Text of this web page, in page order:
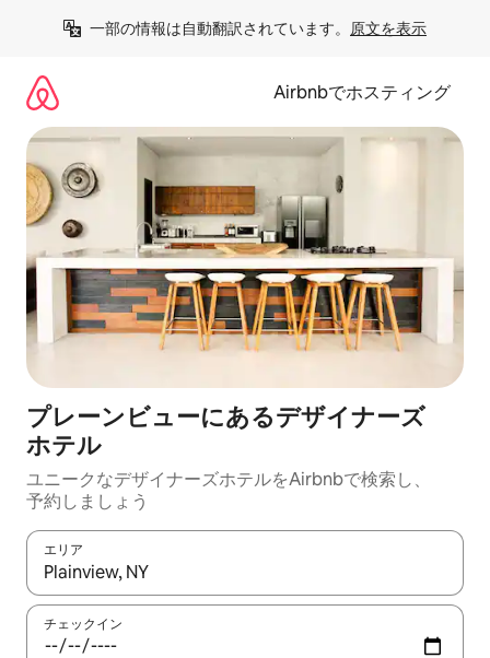
一部の情報は自動翻訳されています。 原文を表示
Airbnbでホスティング
プレーンビューにあるデ⁠ザ⁠イ⁠ナ⁠ー⁠ズ
ホ⁠テ⁠ル
ユニークなデ⁠ザ⁠イ⁠ナ⁠ー⁠ズホ⁠テ⁠ル⁠をAirbnb⁠で検⁠索⁠し⁠、
予⁠約し⁠ま⁠し⁠ょ⁠う
エリア
検索結果が表示されたら、上下の矢印キーを使って移動するか
チェックイン